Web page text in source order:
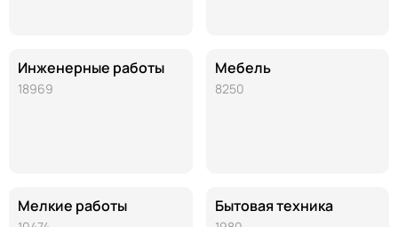
Инженерные работы
18969
Мелкие работы
Мебель
8250
Бытовая техника